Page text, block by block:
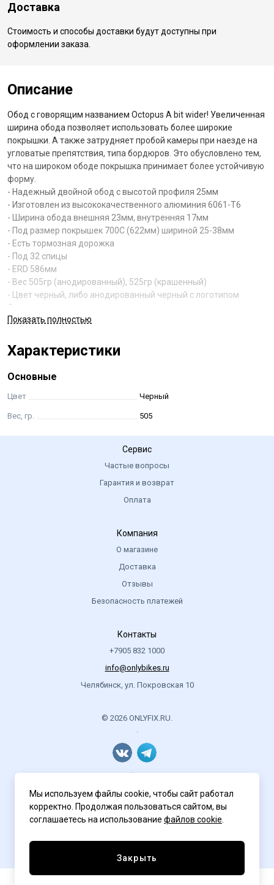
Доставка
Стоимость и способы доставки будут доступны при
оформлении заказа.
Описание
Обод с говорящим названием Octopus A bit wider! Увеличенная
ширина обода позволяет использовать более широкие
покрышки. А также затрудняет пробой камеры при наезде на
угловатые препятствия, типа бордюров. Это обусловлено тем,
что на широком ободе покрышка принимает более устойчивую
форму.
- Надежный двойной обод с высотой профиля 25мм
- Изготовлен из высококачественного алюминия 6061-T6
- Ширина обода внешняя 23мм, внутренняя 17мм
- Под размер покрышек 700С (622мм) шириной 25-38мм
- Есть тормозная дорожка
- Под 32 спицы
- ERD 586мм
- Вес 505гр (анодированный), 525гр (крашенный)
- Цвет черный, либо анодированный черный с логотипом
Octopus
Показать полностью
Характеристики
Основные
Цвет Черный
Вес, гр. 505
Сервис
Частые вопросы
Гарантия и возврат
Оплата
Компания
О магазине
Доставка
Отзывы
Безопасность платежей
Контакты
+7905 832 1000
info@onlybikes.ru
Челябинск, ул. Покровская 10
© 2026 ONLYFIX.RU.
.
Политика конфиденциальности
Мы используем файлы cookie, чтобы сайт работал
корректно. Продолжая пользоваться сайтом, вы
соглашаетесь на использование файлов cookie
Закрыть